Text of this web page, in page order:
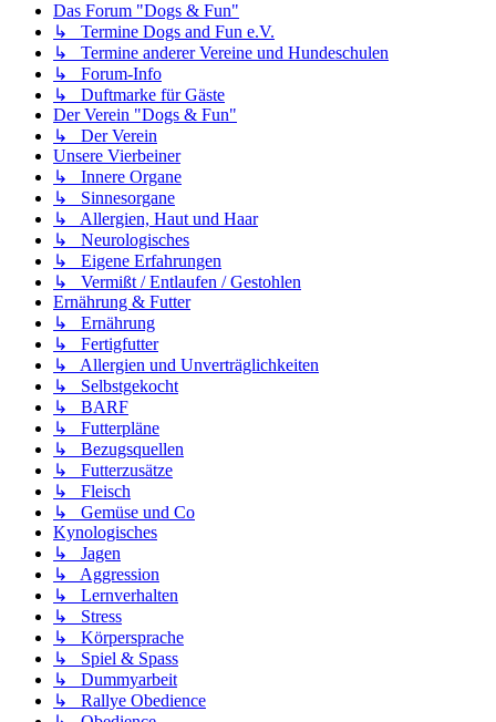
Das Forum "Dogs & Fun"
↳ Termine Dogs and Fun e.V.
↳ Termine anderer Vereine und Hundeschulen
↳ Forum-Info
↳ Duftmarke für Gäste
Der Verein "Dogs & Fun"
↳ Der Verein
Unsere Vierbeiner
↳ Innere Organe
↳ Sinnesorgane
↳ Allergien, Haut und Haar
↳ Neurologisches
↳ Eigene Erfahrungen
↳ Vermißt / Entlaufen / Gestohlen
Ernährung & Futter
↳ Ernährung
↳ Fertigfutter
↳ Allergien und Unverträglichkeiten
↳ Selbstgekocht
↳ BARF
↳ Futterpläne
↳ Bezugsquellen
↳ Futterzusätze
↳ Fleisch
↳ Gemüse und Co
Kynologisches
↳ Jagen
↳ Aggression
↳ Lernverhalten
↳ Stress
↳ Körpersprache
↳ Spiel & Spass
↳ Dummyarbeit
↳ Rallye Obedience